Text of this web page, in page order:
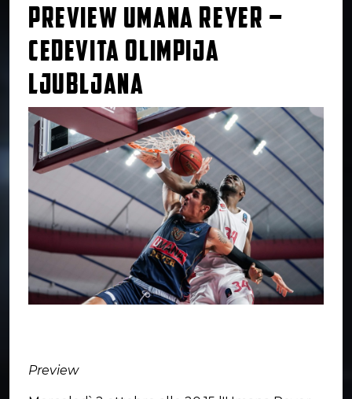
PREVIEW UMANA REYER –
CEDEVITA OLIMPIJA
LJUBLJANA
Preview